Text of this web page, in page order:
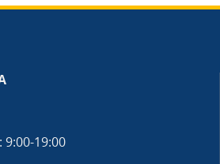
9:00-19:00